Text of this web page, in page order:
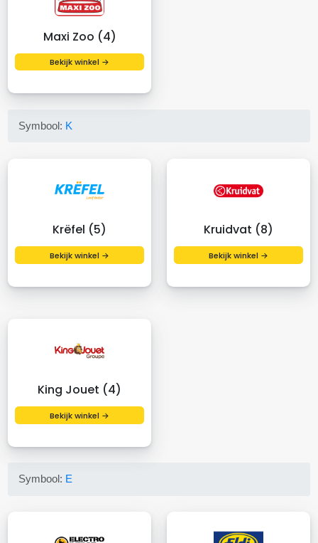
Maxi Zoo (4)
Bekijk winkel →
Symbool: K
Krëfel (5)
Bekijk winkel →
Kruidvat (8)
Bekijk winkel →
King Jouet (4)
Bekijk winkel →
Symbool: E